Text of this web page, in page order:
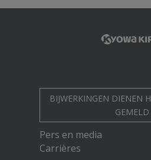
BIJWERKINGEN DIENEN
GEMELD
Pers en media
Carrières